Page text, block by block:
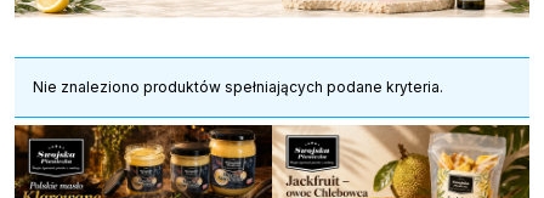
Nie znaleziono produktów spełniających podane kryteria.